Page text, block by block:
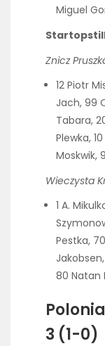
Miguel
Znicz
12 Piotr
Jach, 99
Tabara,
Plewka,
Moskwik,
Wieczysta
1 A.
Pestka,
80 Natan
3 (1-0)